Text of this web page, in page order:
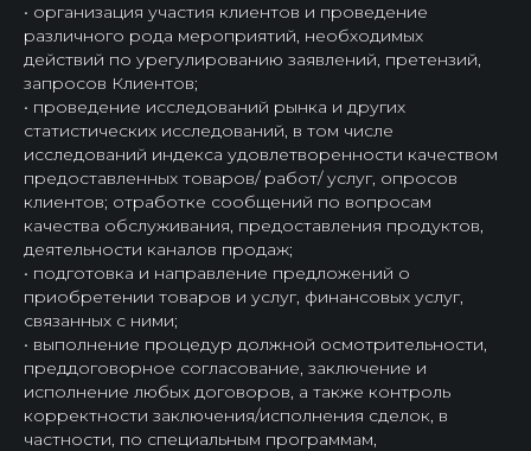
• организация участия клиентов и проведение
различного рода мероприятий, необходимых
действий по урегулированию заявлений, претензий,
запросов Клиентов;
• проведение исследований рынка и других
статистических исследований, в том числе
исследований индекса удовлетворенности качеством
предоставленных товаров/ работ/ услуг, опросов
клиентов; отработке сообщений по вопросам
качества обслуживания, предоставления продуктов,
деятельности каналов продаж;
• подготовка и направление предложений о
приобретении товаров и услуг, финансовых услуг,
связанных с ними;
• выполнение процедур должной осмотрительности,
преддоговорное согласование, заключение и
исполнение любых договоров, а также контроль
корректности заключения/исполнения сделок, в
частности, по специальным программам,